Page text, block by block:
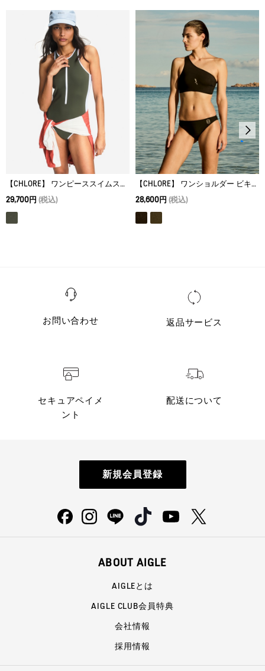
アイロン仕上げ処理ができる。底面温度110℃を限度として
スチームなしでアイロン仕上げ。
ドライクリーニング処理ができない。
ウェットクリーニング処理ができる。：通常の処理
【CHLORE】 ワンピーススイムスーツ
29,700円 (税込)
【CHLORE】 ワンショルダー ビキニセット
28,600円 (税込)
お問い合わせ 返品サービス
セキュアペイメ
ント
配送について
新規会員登録
ABOUT AIGLE
AIGLEとは
AIGLE CLUB会員特典
会社情報
採用情報